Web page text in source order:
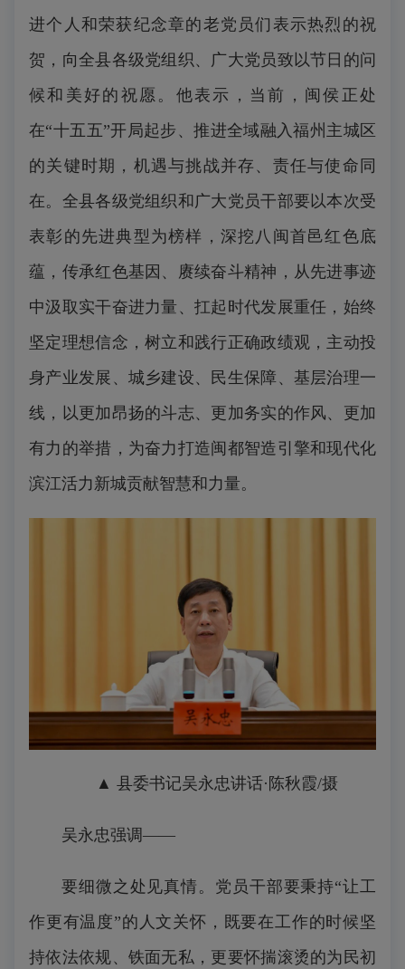
进个人和荣获纪念章的老党员们表示热烈的祝
贺，向全县各级党组织、广大党员致以节日的问
候和美好的祝愿。他表示，当前，闽侯正处
在“十五五”开局起步、推进全域融入福州主城区
的关键时期，机遇与挑战并存、责任与使命同
在。全县各级党组织和广大党员干部要以本次受
表彰的先进典型为榜样，深挖八闽首邑红色底
蕴，传承红色基因、赓续奋斗精神，从先进事迹
中汲取实干奋进力量、扛起时代发展重任，始终
坚定理想信念，树立和践行正确政绩观，主动投
身产业发展、城乡建设、民生保障、基层治理一
线，以更加昂扬的斗志、更加务实的作风、更加
有力的举措，为奋力打造闽都智造引擎和现代化
滨江活力新城贡献智慧和力量。
▲ 县委书记吴永忠讲话·陈秋霞/摄
吴永忠强调——
要细微之处见真情。党员干部要秉持“让工
作更有温度”的人文关怀，既要在工作的时候坚
持依法依规、铁面无私，更要怀揣滚烫的为民初